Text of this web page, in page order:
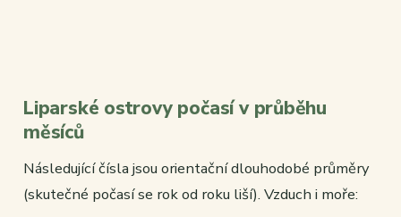
Liparské ostrovy počasí v průběhu
měsíců
Následující čísla jsou orientační dlouhodobé průměry
(skutečné počasí se rok od roku liší). Vzduch i moře: